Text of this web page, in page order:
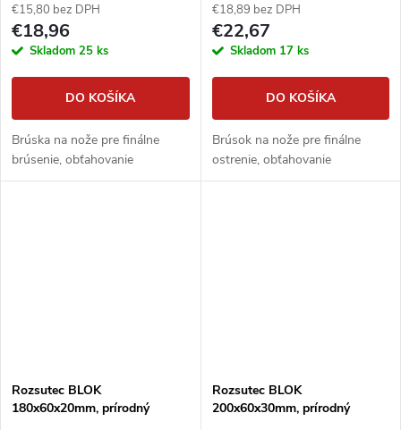
€15,80 bez DPH
€18,96
Skladom 25 ks
DO KOŠÍKA
Brúska na nože pre finálne
brúsenie, obťahovanie
€18,89 bez DPH
€22,67
Skladom 17 ks
DO KOŠÍKA
Brúsok na nože pre finálne
ostrenie, obťahovanie
Rozsutec BLOK
180x60x20mm, prírodný
Rozsutec BLOK
200x60x30mm, prírodný